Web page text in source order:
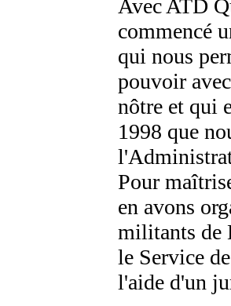
Avec ATD
commencé
qui nous
pouvoir
nôtre et qui
1998 que
Pour
en avons
militants de
le Service
l'aide d'un